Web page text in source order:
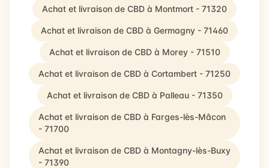
Achat et livraison de CBD à Montmort - 71320
Achat et livraison de CBD à Germagny - 71460
Achat et livraison de CBD à Morey - 71510
Achat et livraison de CBD à Cortambert - 71250
Achat et livraison de CBD à Palleau - 71350
Achat et livraison de CBD à Farges-lès-Mâcon
- 71700
Achat et livraison de CBD à Montagny-lès-Buxy
- 71390